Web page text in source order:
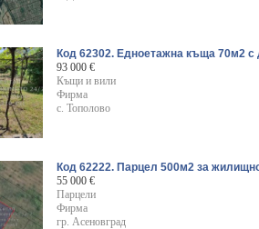
Код 62302. Едноетажна къща 70м2 с
93 000 €
Къщи и вили
Фирма
с. Тополово
Код 62222. Парцел 500м2 за
55 000 €
Парцели
Фирма
гр. Асеновград